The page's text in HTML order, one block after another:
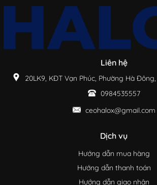
Liên hệ
20LK9, KĐT Vạn Phúc, Phường Hà
0984535557
ceohalox@gmail.com
Dịch vụ
Hướng dẫn mua hàng
Hướng dẫn thanh toán
Hướng dẫn giao nhận